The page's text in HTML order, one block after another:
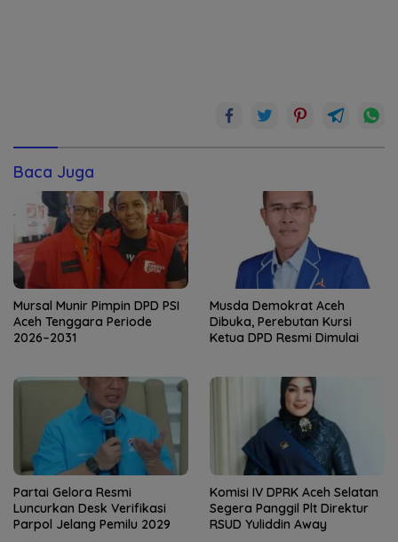
Baca Juga
Mursal Munir Pimpin DPD PSI
Aceh Tenggara Periode
2026–2031
Musda Demokrat Aceh
Dibuka, Perebutan Kursi
Ketua DPD Resmi Dimulai
Partai Gelora Resmi
Luncurkan Desk Verifikasi
Parpol Jelang Pemilu 2029
Komisi IV DPRK Aceh Selatan
Segera Panggil Plt Direktur
RSUD Yuliddin Away